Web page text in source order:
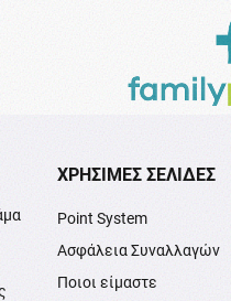
XΡΉΣΙΜΕΣ ΣΕΛΊΔΕΣ
Point System
Ασφάλεια Συναλλαγών
Ποιοι είμαστε